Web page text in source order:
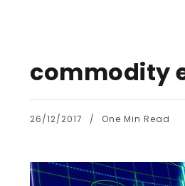
commodity
26/12/2017 One Min Read